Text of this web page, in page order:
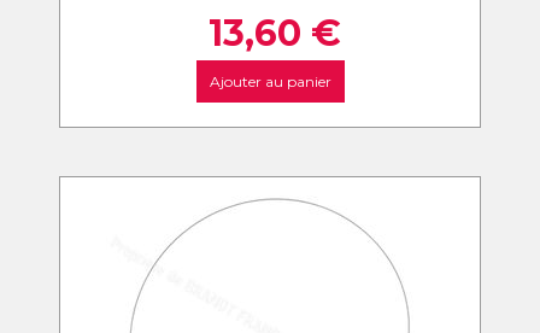
13,60 €
Ajouter au panier